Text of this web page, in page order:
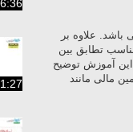
علاوه بر
تطابق بین
آموزش توضیح
مانند
6:36
11:27